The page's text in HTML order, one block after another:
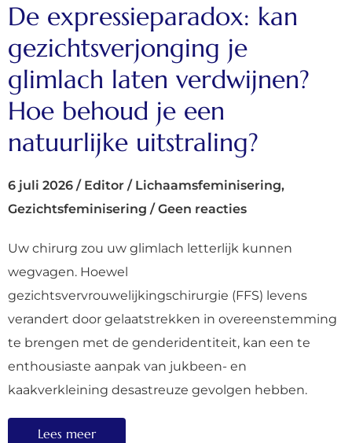
De expressieparadox: kan
gezichtsverjonging je
glimlach laten verdwijnen?
Hoe behoud je een
natuurlijke uitstraling?
6 juli 2026 / Editor / Lichaamsfeminisering,
Gezichtsfeminisering / Geen reacties
Uw chirurg zou uw glimlach letterlijk kunnen
wegvagen. Hoewel
gezichtsvervrouwelijkingschirurgie (FFS) levens
verandert door gelaatstrekken in overeenstemming
te brengen met de genderidentiteit, kan een te
enthousiaste aanpak van jukbeen- en
kaakverkleining desastreuze gevolgen hebben.
Lees meer